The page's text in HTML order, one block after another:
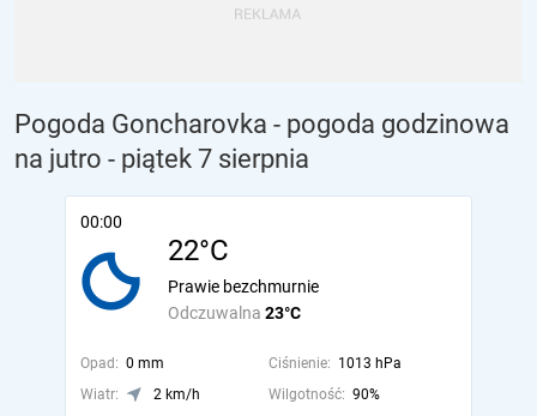
Pogoda Goncharovka - pogoda godzinowa
na jutro - piątek 7 sierpnia
00:00
22°C
Odczuwalna 23°C
Prawie bezchmurnie
Opad: 0 mm Ciśnienie: 1013 hPa
Wiatr:
2 km/h Wilgotność: 90%